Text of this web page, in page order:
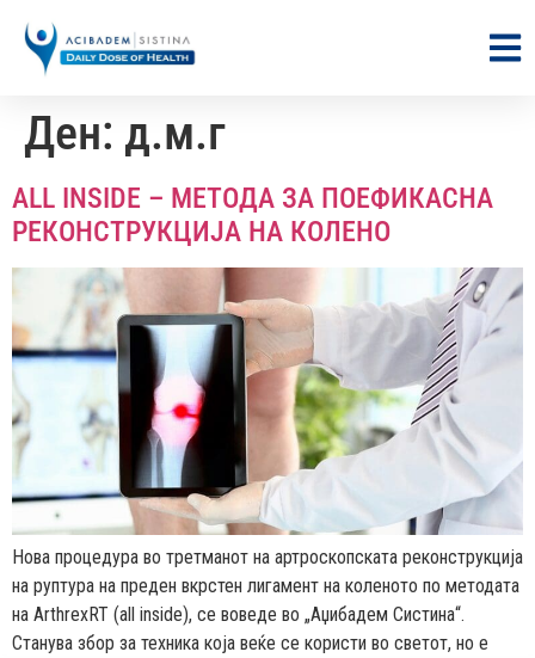
Ден: д.м.г
ALL INSIDE – МЕТОДА ЗА ПОЕФИКАСНА
РЕКОНСТРУКЦИЈА НА КОЛЕНО
Нова процедура во третманот на артроскопската реконструкција
на руптура на преден вкрстен лигамент на коленото по методата
на ArthrexRT (all inside), се воведе во „Аџибадем Систина“.
Станува збор за техника која веќе се користи во светот, но е